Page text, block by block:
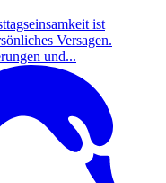
ist
Versagen.
und...